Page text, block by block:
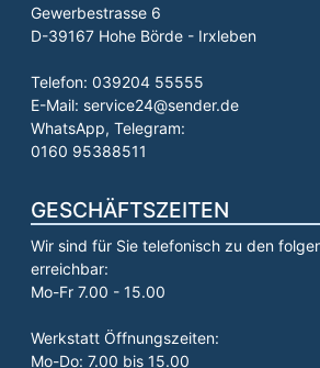
Gewerbestrasse 6
D-39167 Hohe Börde - Irxleben
Telefon: 039204 55555
E-Mail: service24@sender.de
WhatsApp, Telegram:
0160 95388511
GESCHÄFTSZEITEN
Wir sind für Sie telefonisch zu den
erreichbar:
Mo-Fr 7.00 - 15.00
Werkstatt Öffnungszeiten:
Mo-Do: 7.00 bis 15.00